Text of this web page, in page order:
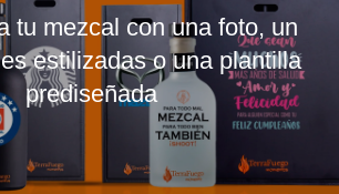
tu mezcal con una foto, un
estilizadas o una plantilla
prediseñada